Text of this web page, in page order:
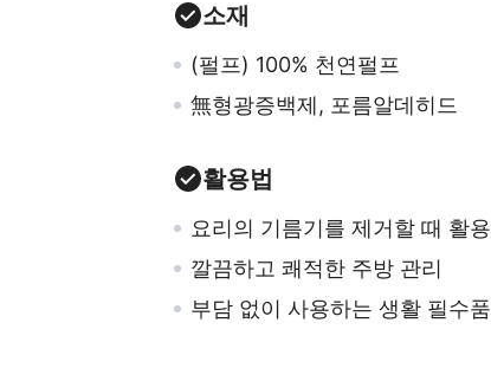
소재
(펄프) 100% 천연펄프
無형광증백제, 포름알데히드
활용법
요리의 기름기를 제거할 때 활용
깔끔하고 쾌적한 주방 관리
부담 없이 사용하는 생활 필수품